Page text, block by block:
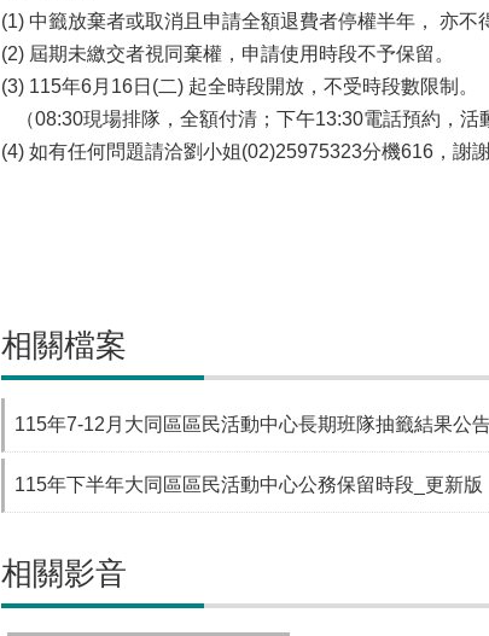
(1) 中籤放棄者或取消且申請全額退費者停權半年， 亦
(2) 屆期未繳交者視同棄權，申請使用時段不予保留。
(3) 115年6月16日(二) 起全時段開放，不受時段
（08:30現場排隊，全額付清；下午13:30電話預約
(4) 如有任何問題請洽劉小姐(02)25975323分機616，謝
相關檔案
115年7-12月大同區區民活動中心長期班隊抽籤結果公
115年下半年大同區區民活動中心公務保留時段_更新版
相關影音